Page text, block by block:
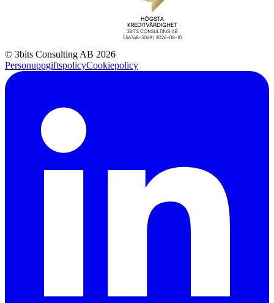
© 3bits Consulting AB 2026
PersonuppgiftspolicyCookiepolicy